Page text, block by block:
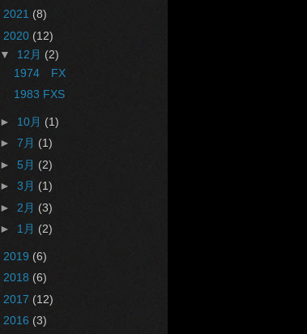
2021 (8)
2020 (12)
▼ 12月 (2)
1974 FX
1983 FXS
► 10月 (1)
► 7月 (1)
► 5月 (2)
► 3月 (1)
► 2月 (3)
► 1月 (2)
2019 (6)
2018 (6)
2017 (12)
2016 (3)